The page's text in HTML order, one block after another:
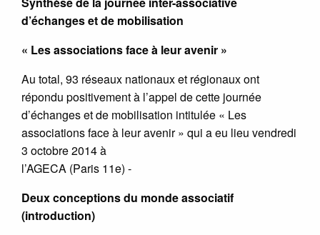
d’échanges et de mobilisation
« Les associations face à leur avenir »
Au total, 93 réseaux nationaux et régionaux ont
répondu positivement à l’appel de cette journée
d’échanges et de mobilisation intitulée « Les
associations face à leur avenir » qui a eu lieu vendredi
3 octobre 2014 à
l’AGECA (Paris 11e) -
Deux conceptions du monde associatif
(introduction)